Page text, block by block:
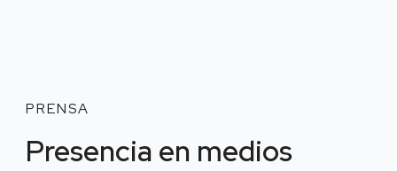
PRENSA
Presencia en medios